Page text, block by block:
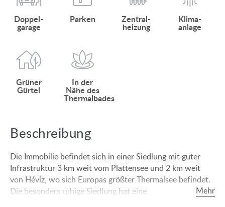
Doppel­
garage
Parken Zentral­
heizung
Klima­
anlage
Grüner
Gürtel
In der
Nähe des
Thermalbades
Beschreibung
Die Immobilie befindet sich in einer Siedlung mit guter
Infrastruktur 3 km weit vom Plattensee und 2 km weit
von Hévíz, wo sich Europas größter Thermalsee befindet.
Die besonders ruhige Siedlung hat eine